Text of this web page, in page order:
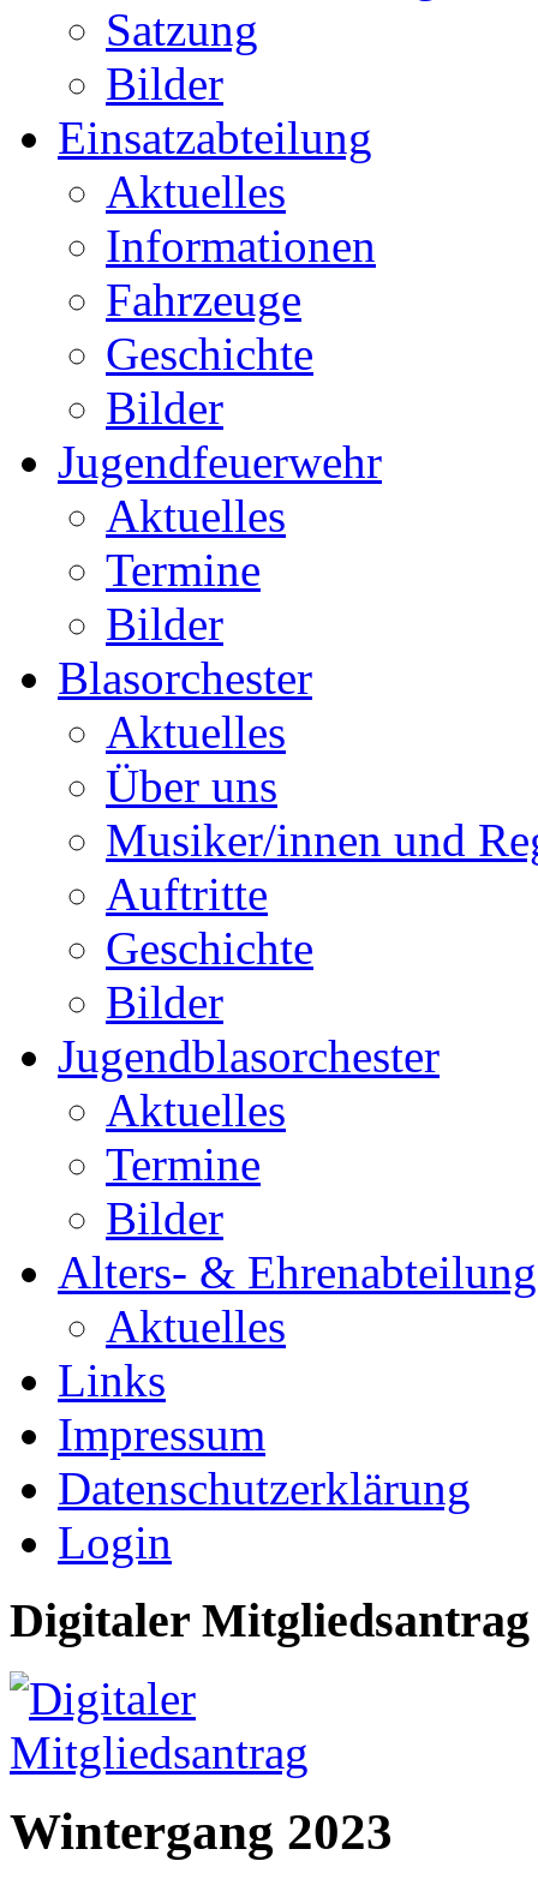
Satzung
Bilder
Einsatzabteilung
Aktuelles
Informationen
Fahrzeuge
Geschichte
Bilder
Jugendfeuerwehr
Aktuelles
Termine
Bilder
Blasorchester
Aktuelles
Über uns
Musiker/innen und
Auftritte
Geschichte
Bilder
Jugendblasorchester
Aktuelles
Termine
Bilder
Alters- & Ehrenabteilung
Aktuelles
Links
Impressum
Datenschutzerklärung
Login
Digitaler Mitgliedsantrag
Wintergang 2023